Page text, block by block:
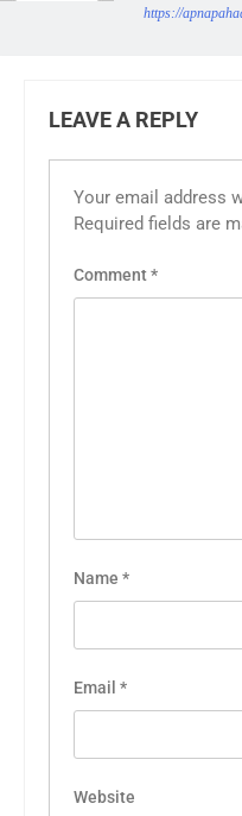
https://
LEAVE A REPLY
Your email address
Required fields are
Comment*
Name *
Email *
Website